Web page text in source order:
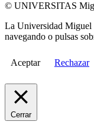
© UNIVERSITAS
La Universidad Miguel
navegando o pulsas
Aceptar Rechazar
Cerrar